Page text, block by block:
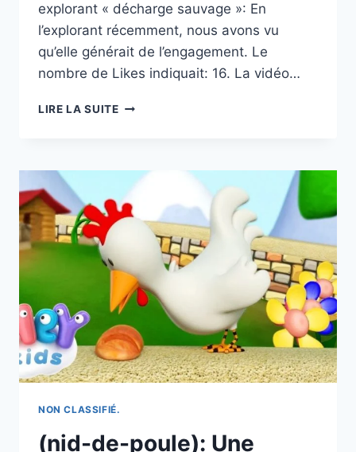
explorant « décharge sauvage »: En
l’explorant récemment, nous avons vu
qu’elle générait de l’engagement. Le
nombre de Likes indiquait: 16. La vidéo…
LIRE LA SUITEDÉCHARGE
UNE
DÉCHARGE
SAUVAGE
EMPOISONNE
DES
RIVERAINS
DEPUIS
PLUS
DE
TROIS
ANS
NON CLASSIFIÉ.
(nid-de-poule): Une